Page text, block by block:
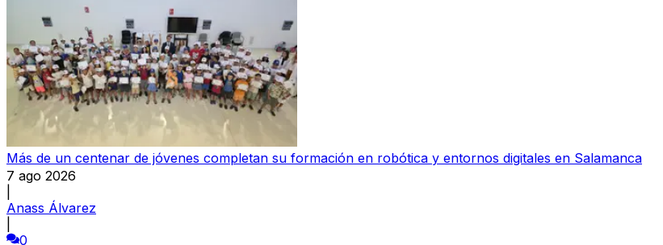
Más de un centenar de jóvenes completan su formación en robótica y entornos digitales en Salamanca
7 ago 2026
Anass Álvarez
0